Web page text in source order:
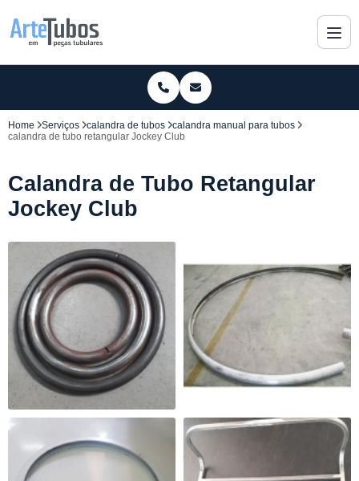
Home Serviços calandra de tubos
calandra manual para tubos
calandra de tubo retangular Jockey Club
Calandra de Tubo Retangular
Jockey Club